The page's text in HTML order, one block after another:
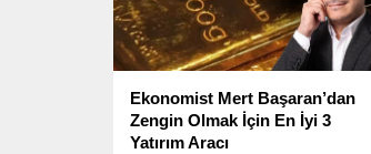
Ekonomist Mert Başaran’dan
Zengin Olmak İçin En İyi 3
Yatırım Aracı